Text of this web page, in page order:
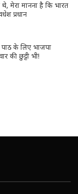
मेरा मानना है कि भारत
प्रधान
पाठ के लिए भाजपा
की छुट्टी भी!